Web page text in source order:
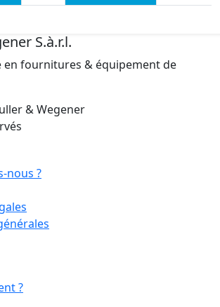
S.à.r.l.
en fournitures & équipement de
& Wegener
nous ?
?